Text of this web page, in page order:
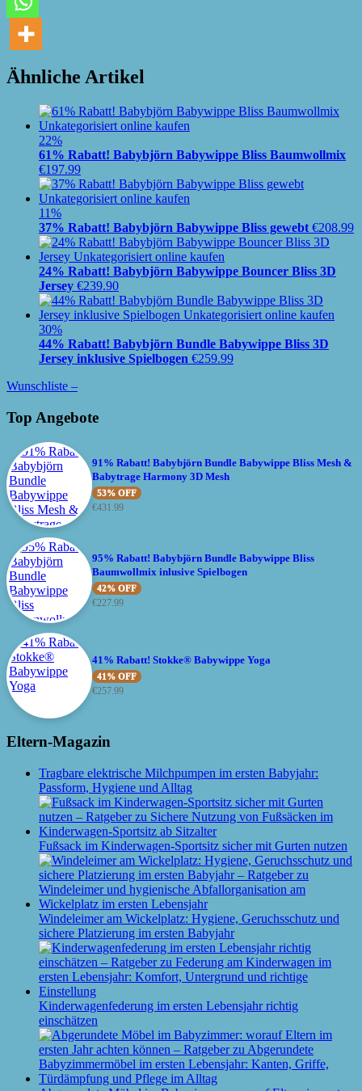
Ähnliche Artikel
22%
61% Rabatt! Babybjörn Babywippe Bliss Baumwollmix
€197.99
11%
37% Rabatt! Babybjörn Babywippe Bliss gewebt €208.99
24% Rabatt! Babybjörn Babywippe Bouncer Bliss 3D
Jersey €239.90
30%
44% Rabatt! Babybjörn Bundle Babywippe Bliss 3D
Jersey inklusive Spielbogen €259.99
Wunschliste –
Top Angebote
91% Rabatt! Babybjörn Bundle Babywippe Bliss Mesh &
Babytrage Harmony 3D Mesh
53% OFF
€431.99
95% Rabatt! Babybjörn Bundle Babywippe Bliss
Baumwollmix inlusive Spielbogen
42% OFF
€227.99
41% Rabatt! Stokke® Babywippe Yoga
41% OFF
€257.99
Eltern-Magazin
Tragbare elektrische Milchpumpen im ersten Babyjahr:
Passform, Hygiene und Alltag
Fußsack im Kinderwagen-Sportsitz sicher mit Gurten nutzen
Windeleimer am Wickelplatz: Hygiene, Geruchsschutz und
sichere Platzierung im ersten Babyjahr
Kinderwagenfederung im ersten Lebensjahr richtig
einschätzen